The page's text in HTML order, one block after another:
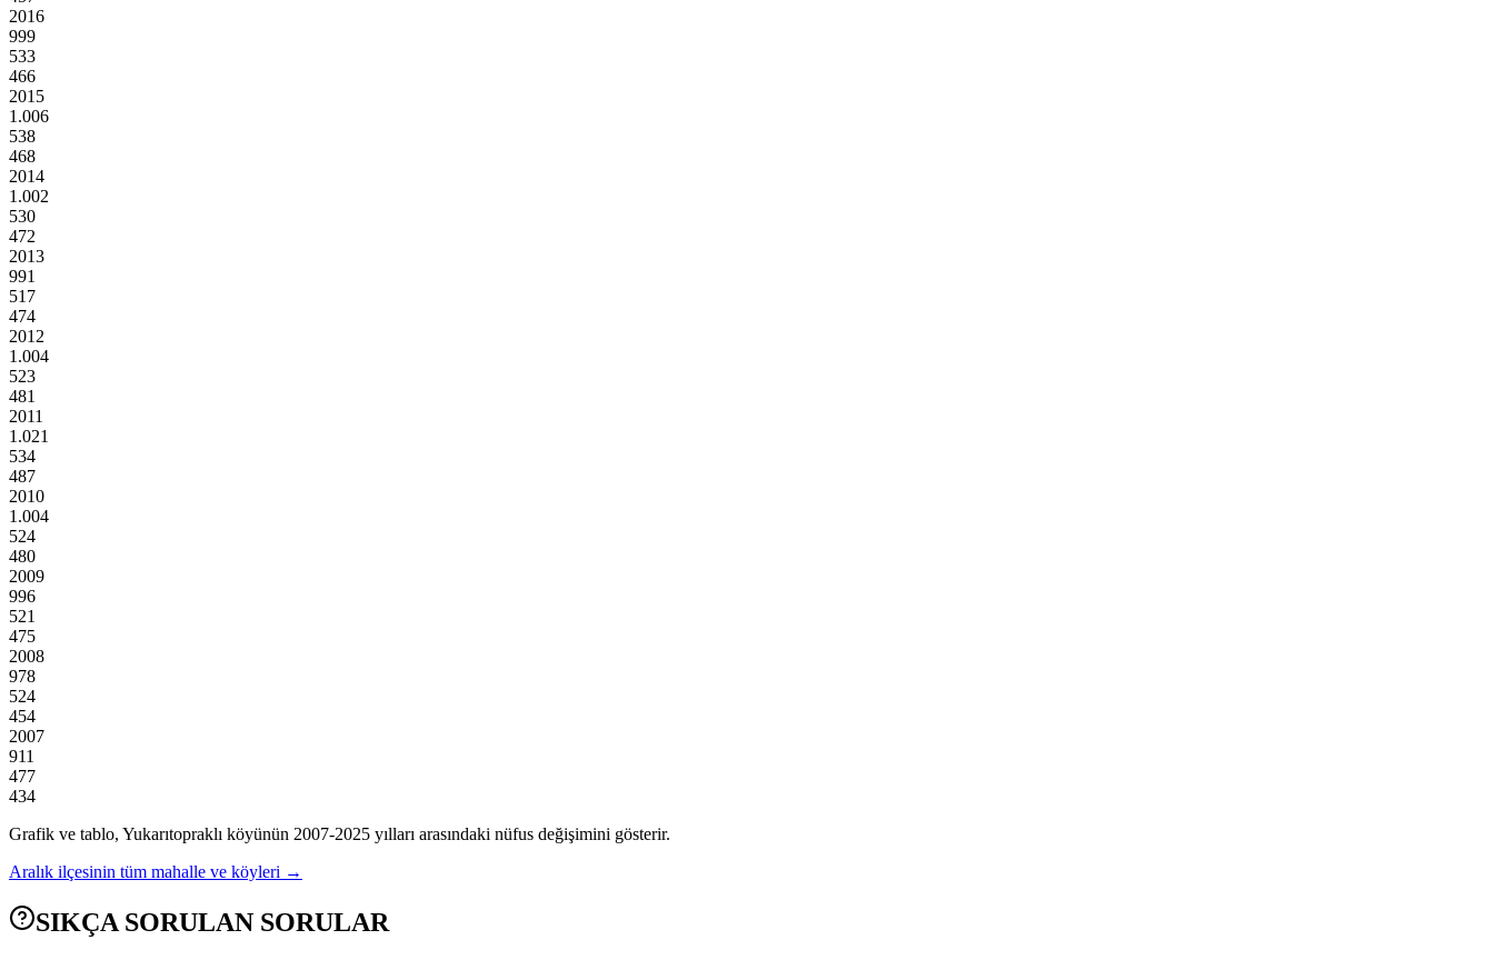
2016
999
533
466
2015
1.006
538
468
2014
1.002
530
472
2013
991
517
474
2012
1.004
523
481
2011
1.021
534
487
2010
1.004
524
480
2009
996
521
475
2008
978
524
454
2007
911
477
434
Grafik ve tablo, Yukarıtopraklı köyünün 2007-2025 yılları arasındaki nüfus değişimini gösterir.
Aralık ilçesinin tüm mahalle ve köyleri →
SIKÇA SORULAN SORULAR